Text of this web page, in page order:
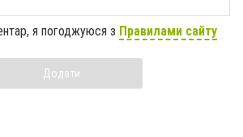
я погоджуюся з Правилами сайту
Додати